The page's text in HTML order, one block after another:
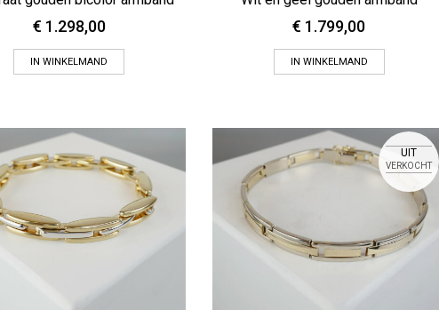
€ 1.298,00
IN WINKELMAND
€ 1.799,00
IN WINKELMAND
UIT
VERKOCHT